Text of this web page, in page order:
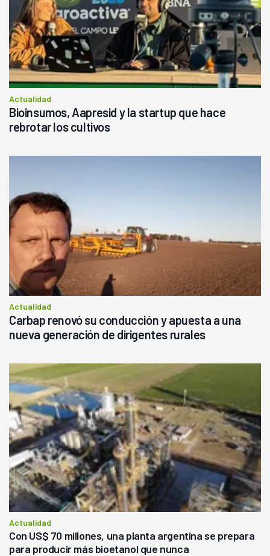
Actualidad
Bioinsumos, Aapresid y la startup que hace
rebrotar los cultivos
Actualidad
Carbap renovó su conducción y apuesta a una
nueva generación de dirigentes rurales
Actualidad
Con US$ 70 millones, una planta argentina se prepara
para producir más bioetanol que nunca